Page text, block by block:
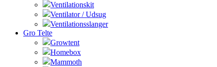
Ventilationskit
Ventilator / Udsug
Ventilationsslanger
Gro Telte
Growtent
Homebox
Mammoth